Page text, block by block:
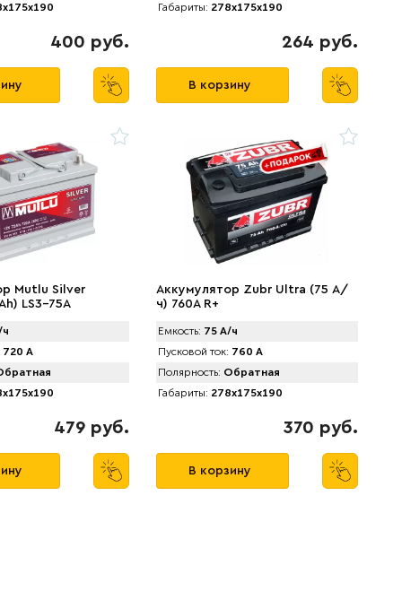
400 руб.
Габариты: 278x175x190
264 руб.
В корзину
Mutlu Silver
LS3-75A
720 А
479 руб.
Аккумулятор Zubr Ultra (75 А/
ч) 760А R+
Емкость: 75 А/ч
Пусковой ток: 760 А
Полярность: Обратная
Габариты: 278x175x190
370 руб.
В корзину